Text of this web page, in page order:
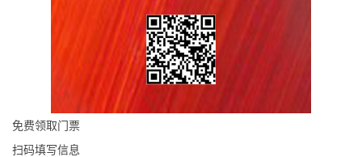
免费领取门票
扫码填写信息